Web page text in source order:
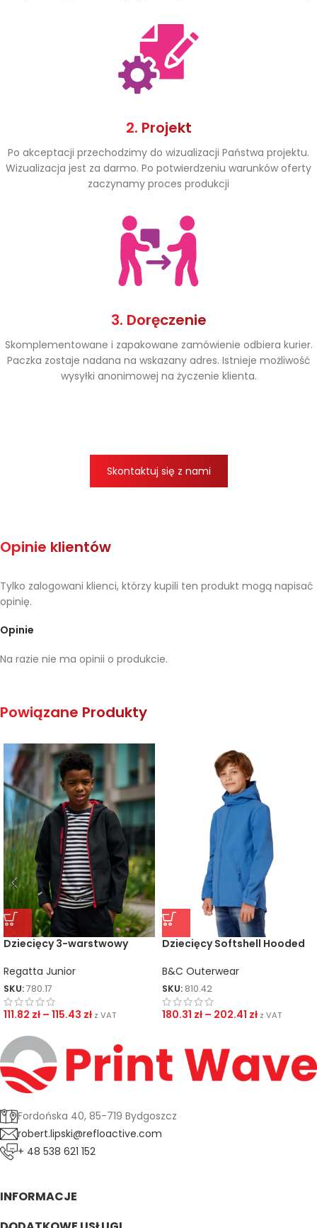
2. Projekt
Po akceptacji przechodzimy do wizualizacji Państwa projektu.
Wizualizacja jest za darmo. Po potwierdzeniu warunków oferty
zaczynamy proces produkcji
3. Doręczenie
Skomplementowane i zapakowane zamówienie odbiera kurier.
Paczka zostaje nadana na wskazany adres. Istnieje możliwość
wysyłki anonimowej na życzenie klienta.
Skontaktuj się z nami
Opinie klientów
Opinie
Na razie nie ma opinii o produkcie.
Tylko zalogowani klienci, którzy kupili ten produkt mogą napisać
opinię.
Powiązane Produkty
Dziecięcy 3-warstwowy
Regatta Junior
SKU:780.17
111.82 zł – 115.43 zł z VAT
Dziecięcy Softshell Hooded
B&C Outerwear
SKU: 810.42
180.31 zł – 202.41 zł z VAT
Fordońska 40, 85-719 Bydgoszcz
robert.lipski@refloactive.com
+ 48 538 621 152
INFORMACJE